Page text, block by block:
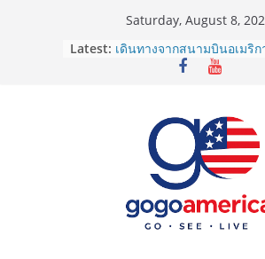
Saturday, August 8,
Latest: เดินทางจากสนามบินอเมริก
2026: LAX, JFK, SFO ไปยังไง
ประเทศต้องรู้
ซิมการ์ดอเมริกา 2026: ใช้ยี่
ที่สุด? เปรียบเทียบครบจบใน
โอนเงินจากอเมริกากลับไท
ประหยัดและคุ้มที่สุดในปี
VPN สำหรับใช้ในอเมริกา